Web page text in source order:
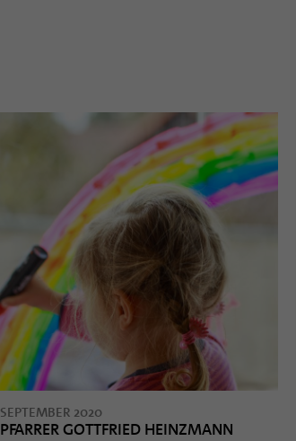
SEPTEMBER 2020
PFARRER GOTTFRIED HEINZMANN